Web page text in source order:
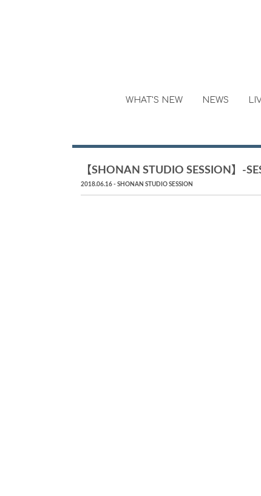
WHAT'S NEW NEWS
【SHONAN STUDIO SESSION】-
2018.06.16 SHONAN STUDIO SESSION